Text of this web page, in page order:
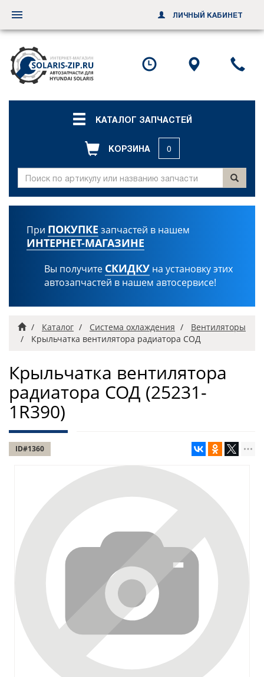
КАТАЛОГ ЗАПЧАСТЕЙ
КОРЗИНА 0
При ПОКУПКЕ запчастей в нашем
ИНТЕРНЕТ-МАГАЗИНЕ
Вы получите СКИДКУ на установку этих
автозапчастей в нашем автосервисе!
ГлавнаяКаталог Система охлаждения
Вентиляторы
Крыльчатка вентилятора радиатора СОД
Крыльчатка вентилятора
радиатора СОД (25231-
1R390)
ID#1360
Переключить
навигацию
ЛИЧНЫЙ КАБИНЕТ
Посмотреть
график схему